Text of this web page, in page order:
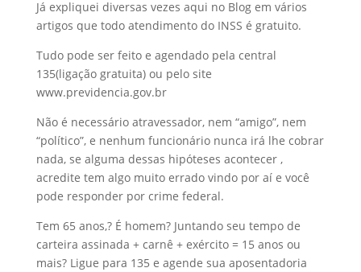
Já expliquei diversas vezes aqui no Blog em vários
artigos que todo atendimento do INSS é gratuito.
Tudo pode ser feito e agendado pela central
135(ligação gratuita) ou pelo site
www.previdencia.gov.br
Não é necessário atravessador, nem “amigo”, nem
“político”, e nenhum funcionário nunca irá lhe cobrar
nada, se alguma dessas hipóteses acontecer ,
acredite tem algo muito errado vindo por aí e você
pode responder por crime federal.
Tem 65 anos,? É homem? Juntando seu tempo de
carteira assinada + carnê + exército = 15 anos ou
mais? Ligue para 135 e agende sua aposentadoria